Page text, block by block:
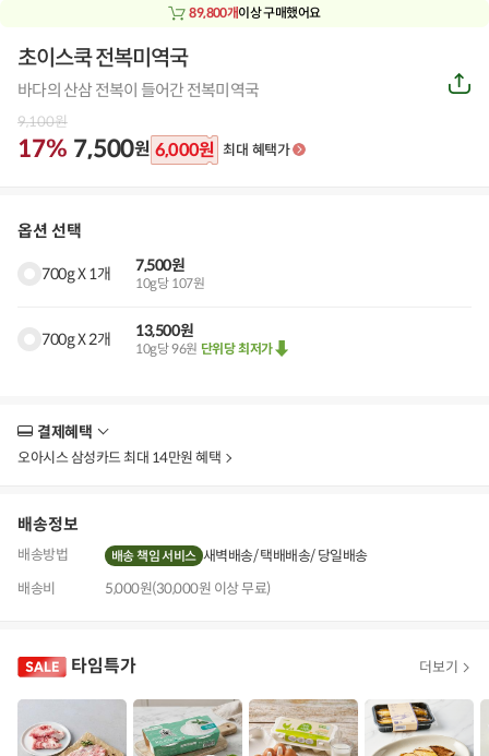
89,800개이상 구매했어요
초이스쿡 전복미역국
바다의 산삼 전복이 들어간 전복미역국
9,100원
17% 7,500원 6,000원 최대 혜택가
공
유
옵션 선택
700g X 1개 7,500원
10g당 107원
700g X 2개 13,500원
10g당 96원 단위당 최저가
결제혜택
보
오아시스 삼성카드 최대 14만원 혜택
배송정보
배송방법 배송 책임 서비스 새벽배송 택배배송 당일배송
배송비
5,000원(30,000원 이상 무료)
타임특가 더보기